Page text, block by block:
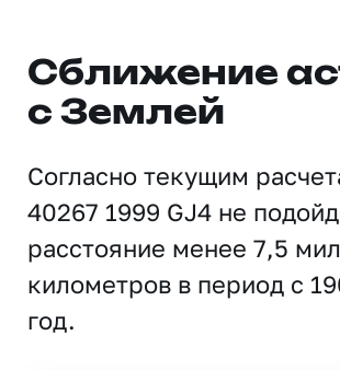
Сближение
с Землей
Согласно текущим
40267 1999 GJ4 не
расстояние менее 7,5
километров в период с
год.